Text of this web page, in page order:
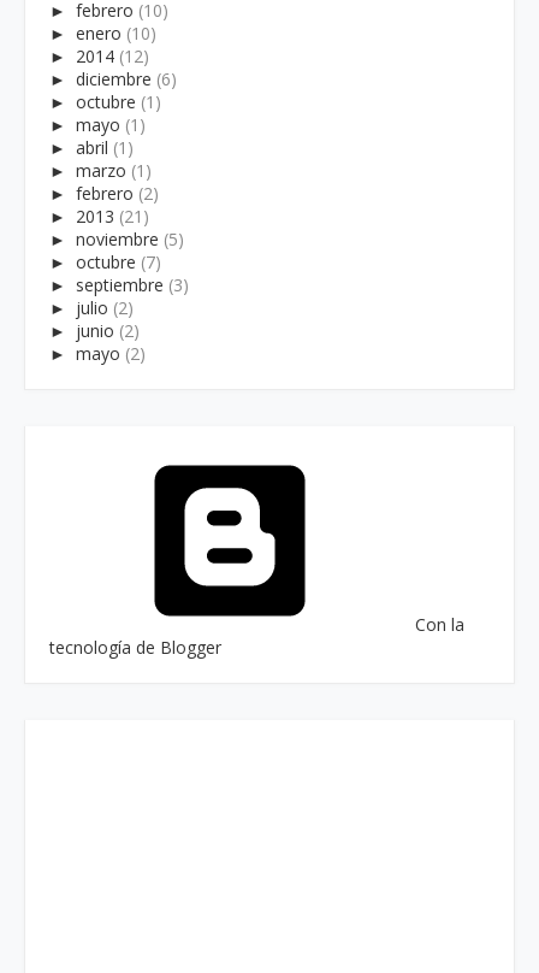
► febrero (10)
► enero (10)
► 2014 (12)
► diciembre (6)
► octubre (1)
► mayo (1)
► abril (1)
► marzo (1)
► febrero (2)
► 2013 (21)
► noviembre (5)
► octubre (7)
► septiembre (3)
► julio (2)
► junio (2)
► mayo (2)
Con la
tecnología de Blogger